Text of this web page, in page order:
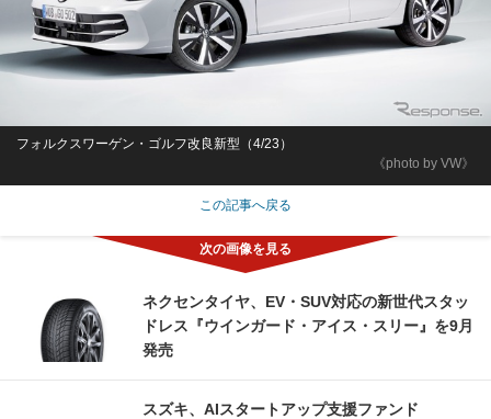
《photo by VW》
フォルクスワーゲン・ゴルフ改良新型（4/23）
この記事へ戻る
ネクセンタイヤ、EV・SUV対応の新世代スタッ
ドレス『ウインガード・アイス・スリー』を9月
発売
スズキ、AIスタートアップ支援ファンド